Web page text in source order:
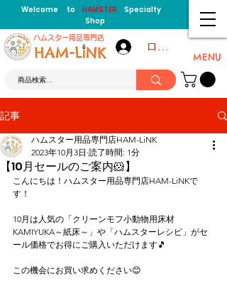
Welcome to HAMSTER Specialty
Shop
​ハムスター用品専門店
MENU
ログイン
記事
【10月セールのご案内🐹】
ハムスター用品専門店HAM-LiNK
2023年10月3日 読了時間: 1分
こんにちは！ハムスター用品専門店HAM-LiNKで
す！
10月は人気の「クリーンモフ小動物用床材
KAMIYUKA～紙床～」や「ハムスターレシピ」がセ
ール価格でお得にご購入いただけます🎵
この機会にお買い求めください😊